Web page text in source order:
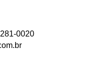
0020